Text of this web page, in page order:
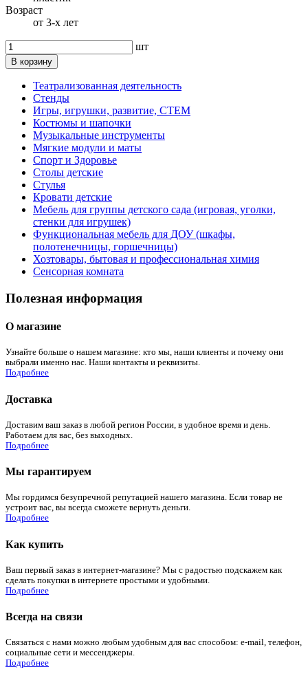
Возраст
от 3-х лет
шт
В корзину
Театрализованная деятельность
Стенды
Игры, игрушки, развитие, СТЕМ
Костюмы и шапочки
Музыкальные инструменты
Мягкие модули и маты
Спорт и Здоровье
Столы детские
Стулья
Кровати детские
Мебель для группы детского сада (игровая, уголки,
стенки для игрушек)
Функциональная мебель для ДОУ (шкафы,
полотенечницы, горшечницы)
Хозтовары, бытовая и профессиональная химия
Сенсорная комната
Полезная информация
О магазине
Узнайте больше о нашем магазине: кто мы, наши клиенты и почему они
выбрали именно нас. Наши контакты и реквизиты.
Подробнее
Доставка
Доставим ваш заказ в любой регион России, в удобное время и день.
Работаем для вас, без выходных.
Подробнее
Мы гарантируем
Мы гордимся безупречной репутацией нашего магазина. Если товар не
устроит вас, вы всегда сможете вернуть деньги.
Подробнее
Как купить
Ваш первый заказ в интернет-магазине? Мы с радостью подскажем как
сделать покупки в интернете простыми и удобными.
Подробнее
Всегда на связи
Связаться с нами можно любым удобным для вас способом: e-mail, телефон,
социальные сети и мессенджеры.
Подробнее